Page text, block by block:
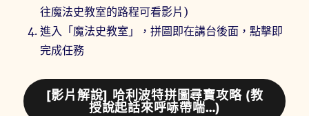
往魔法史教室的路程可看影片)
進入「魔法史教室」，拼圖即在講台後面，點擊即
完成任務
[影片解說] 哈利波特拼圖尋寶攻略 (教
授說起話來呼哧帶喘…)